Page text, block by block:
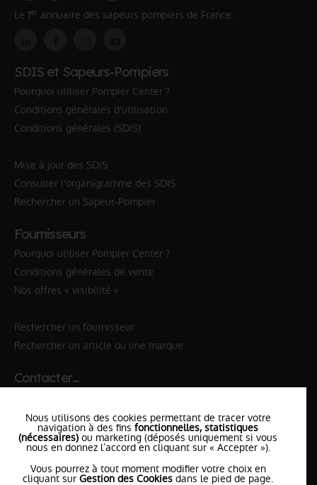
Le 1er annuaire des sapeurs pompiers de France.
SDIS et Sapeurs-Pompiers
Pourquoi utiliser Pompier Center ?
Conditions générales d'utilisation
Conditions générales (SDIS)
Mise à jour des SDIS
Consulter l'organigramme des SDIS
Rechercher un Sapeur-Pompier
Fournisseurs
Pourquoi utiliser Pompier Center ?
Conditions générales de vente
Nos offres « visibilité »
Rechercher un fournisseur
Rechercher un article ou une marque
Contacter…
✆ 18№National Sapeurs-Pompiers
le SDISle plus proche
l'équipePompierCenter
Nous utilisons des cookies permettant de tracer votre
navigation à des fins fonctionnelles, statistiques
(nécessaires) ou marketing (déposés uniquement si vous
nous en donnez l’accord en cliquant sur « Accepter »).
Vous pourrez à tout moment modifier votre choix en
cliquant sur Gestion des Cookies dans le pied de page.